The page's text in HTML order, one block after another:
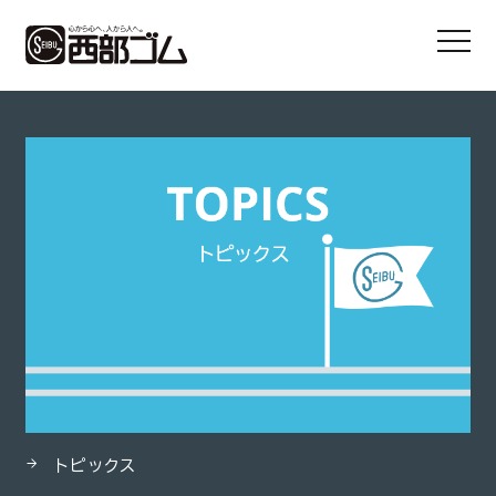
HOME
製品
フランジ接手FK-1（鉄・ステンレス製）
トピックス